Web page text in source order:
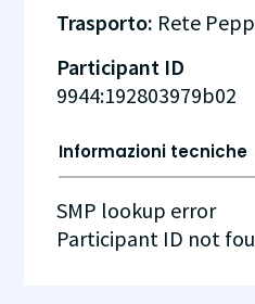
Trasporto: Rete
Participant ID
9944:192803979b02
Informazioni tecniche
SMP lookup error
Participant ID not